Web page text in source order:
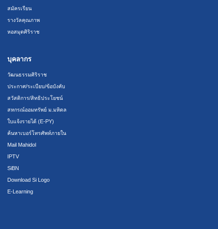
สมัครเรียน
รางวัลคุณภาพ
หอสมุดศิริราช
บุคลากร
วัฒนธรรมศิริราช
ประกาศ/ระเบียบ/ข้อบังคับ
สวัสดิการ/สิทธิประโยชน์
สหกรณ์ออมทรัพย์ ม.มหิดล
ใบแจ้งรายได้ (E-PY)
ค้นหาเบอร์โทรศัพท์ภายใน
Mail Mahidol
IPTV
SiBN
Download Si Logo
E-Learning